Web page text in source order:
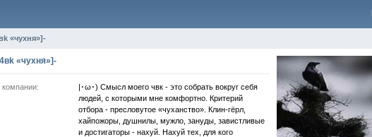
«чухня»]-
«чухня»]-
|･ω･) Смысл моего чвк - это собрать вокруг себя
людей, с которыми мне комфортно. Критерий
отбора - пресловутое «чуханство». Клин-гёрл,
хайпожоры, душнилы, мужло, зануды, завистливые
и достигаторы - нахуй. Нахуй тех, для кого